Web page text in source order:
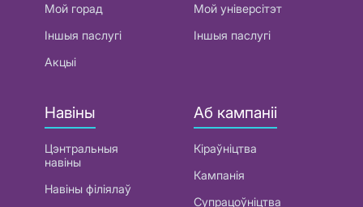
Мой горад
Іншыя паслугі
Акцыі
Мой універсітэт
Іншыя паслугі
Навіны
Цэнтральныя
навіны
Навіны філіялаў
Аб кампаніі
Кіраўніцтва
Кампанія
Супрацоўніцтва